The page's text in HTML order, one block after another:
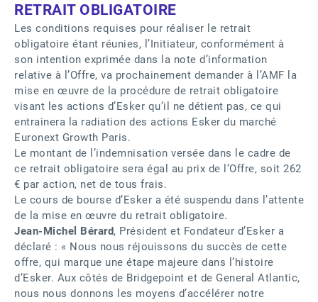
RETRAIT OBLIGATOIRE
Les conditions requises pour réaliser le retrait
obligatoire étant réunies, l’Initiateur, conformément à
son intention exprimée dans la note d’information
relative à l’Offre, va prochainement demander à l’AMF la
mise en œuvre de la procédure de retrait obligatoire
visant les actions d’Esker qu’il ne détient pas, ce qui
entrainera la radiation des actions Esker du marché
Euronext Growth Paris.
Le montant de l’indemnisation versée dans le cadre de
ce retrait obligatoire sera égal au prix de l’Offre, soit 262
€ par action, net de tous frais.
Le cours de bourse d’Esker a été suspendu dans l’attente
de la mise en œuvre du retrait obligatoire.
Jean-Michel Bérard, Président et Fondateur d’Esker a
déclaré : « Nous nous réjouissons du succès de cette
offre, qui marque une étape majeure dans l’histoire
d’Esker. Aux côtés de Bridgepoint et de General Atlantic,
nous nous donnons les moyens d’accélérer notre